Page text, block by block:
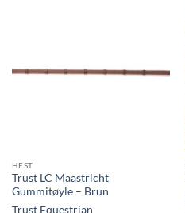
HEST
Trust LC Maastricht
Gummitøyle – Brun
Trust Equestrian